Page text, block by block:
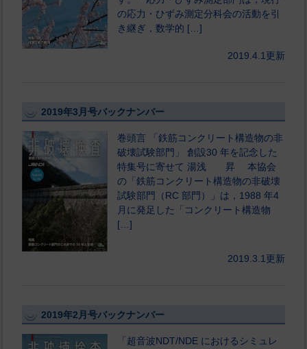
の応力・ひずみ測定分科会の活動を引
き継ぎ，数学的 […]
2019.4.1更新
2019年3月号バックナンバー
巻頭言 「鉄筋コンクリート構造物の非
破壊試験部門」 創設30 年を記念した
特集号に寄せて 湯浅 昇 本協会
の「鉄筋コンクリート構造物の非破壊
試験部門（RC 部門）」は，1988 年4
月に発足した「コンクリート構造物
[…]
2019.3.1更新
2019年2月号バックナンバー
「超音波NDT/NDE におけるシミュレ